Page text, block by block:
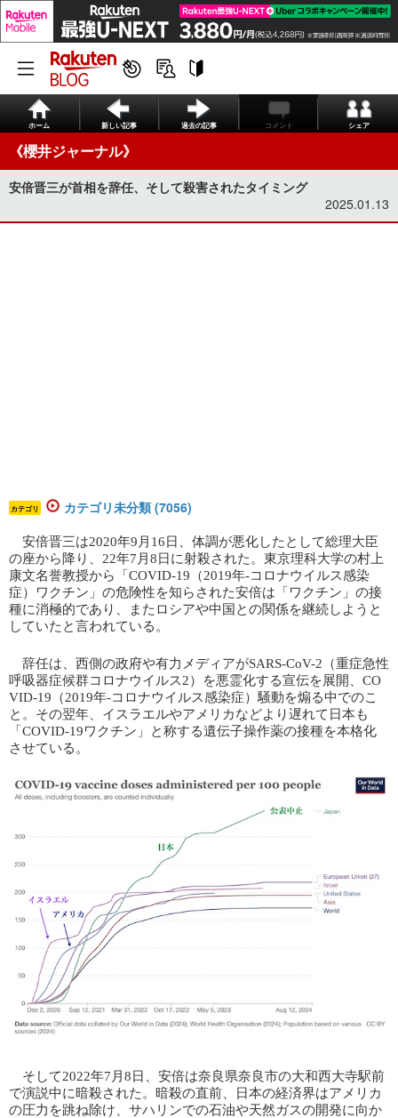
ホーム 新しい記事 過去の記事 コメント シェア
《櫻井ジャーナル》
安倍晋三が首相を辞任、そして殺害されたタイミング
2025.01.13
カテゴリ カテゴリ未分類 (7056)
安倍晋三は2020年9月16日、体調が悪化したとして総理大臣
の座から降り、22年7月8日に射殺された。東京理科大学の村上
康文名誉教授から「COVID-19（2019年-コロナウイルス感染
症）ワクチン」の危険性を知らされた安倍は「ワクチン」の接
種に消極的であり、またロシアや中国との関係を継続しようと
していたと言われている。
辞任は、西側の政府や有力メディアがSARS-CoV-2（重症急性
呼吸器症候群コロナウイルス2）を悪霊化する宣伝を展開、CO
VID-19（2019年-コロナウイルス感染症）騒動を煽る中でのこ
と。その翌年、イスラエルやアメリカなどより遅れて日本も
「COVID-19ワクチン」と称する遺伝子操作薬の接種を本格化
させている。
そして2022年7月8日、安倍は奈良県奈良市の大和西大寺駅前
で演説中に暗殺された。暗殺の直前、日本の経済界はアメリカ
の圧力を跳ね除け、サハリンでの石油や天然ガスの開発に向か